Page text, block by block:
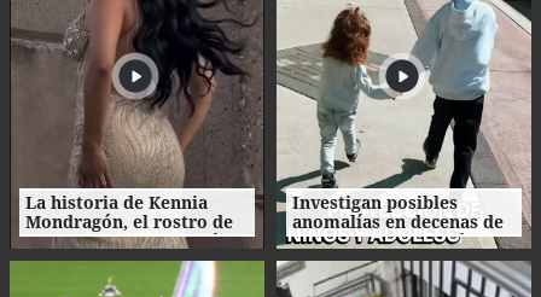
La historia de Kennia
Mondragón, el rostro de
Miss Francisco Morazán
que busca la corona
Investigan posibles
anomalías en decenas de
procesos de adopción en
Honduras